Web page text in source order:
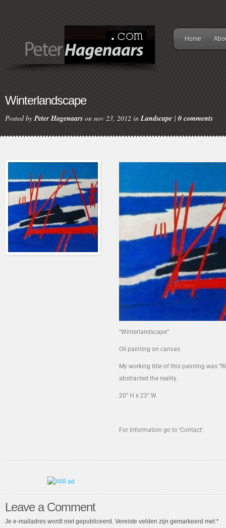
Home
Winterlandscape
Posted byPeter Hagenaarson nov 23, 2012 inLandscape| 0 comments
“Winterlandscape”
Oil painting on canvas
My working title of this painting was
abstracted the reality.
20” H x 23” W.
For information go to ‘Contact’.
Leave a Comment
Je e-mailadres wordt niet gepubliceerd. Vereiste velden zijn gemarkeerd met*